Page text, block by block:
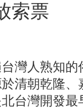
索票
灣人熟知
清朝乾隆、
台灣開發